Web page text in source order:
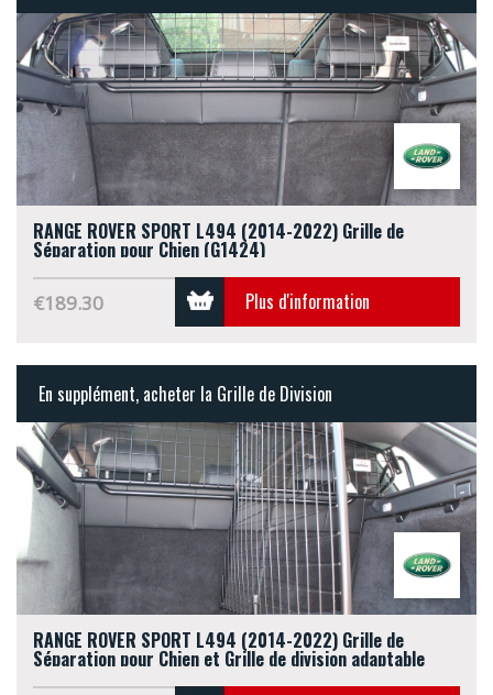
RANGE ROVER SPORT L494 (2014-2022) Grille de
Séparation pour Chien (G1424)
€189.30 Plus d'information
En supplément, acheter la Grille de Division
RANGE ROVER SPORT L494 (2014-2022) Grille de
Séparation pour Chien et Grille de division adaptable